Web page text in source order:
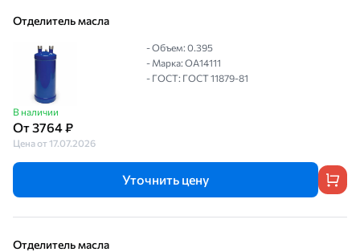
Отделитель масла
В наличии
От 3764 ₽
Цена от 17.07.2026
- Объем: 0.395
- Марка: OA14111
- ГОСТ: ГОСТ 11879-81
Уточнить цену
Отделитель масла